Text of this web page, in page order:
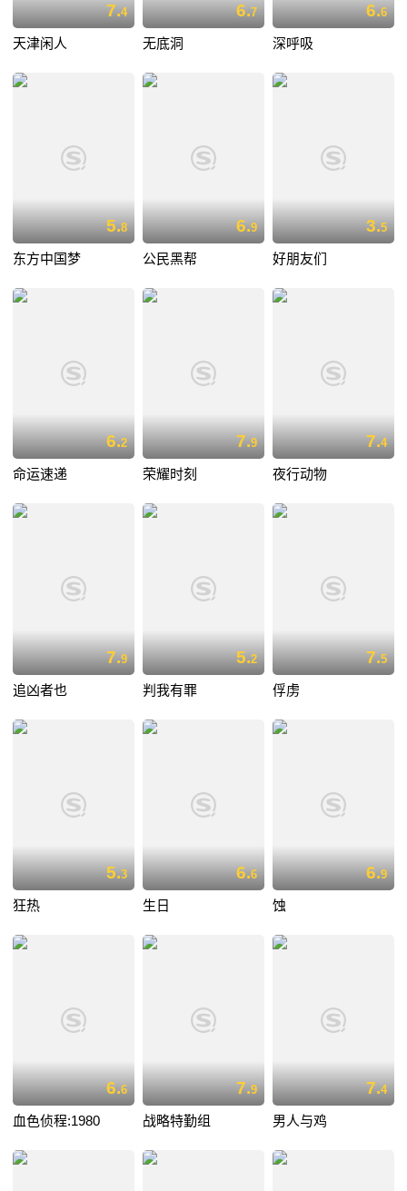
7.4
天津闲人
6.7
无底洞
6.6
深呼吸
5.8
东方中国梦
6.9
公民黑帮
3.5
好朋友们
6.2
命运速递
7.9
荣耀时刻
7.4
夜行动物
7.9
追凶者也
5.2
判我有罪
7.5
俘虏
5.3
狂热
6.6
生日
6.9
蚀
6.6
血色侦程:1980
7.9
战略特勤组
7.4
男人与鸡